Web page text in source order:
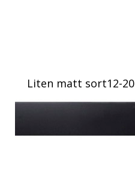
Liten matt sort12-20